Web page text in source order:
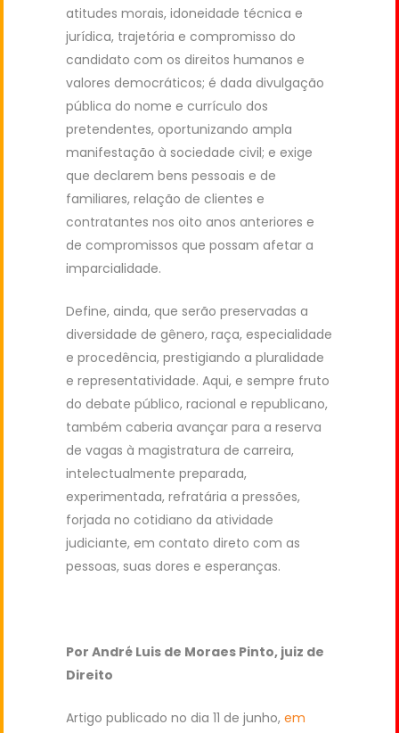
atitudes morais, idoneidade técnica e
jurídica, trajetória e compromisso do
candidato com os direitos humanos e
valores democráticos; é dada divulgação
pública do nome e currículo dos
pretendentes, oportunizando ampla
manifestação à sociedade civil; e exige
que declarem bens pessoais e de
familiares, relação de clientes e
contratantes nos oito anos anteriores e
de compromissos que possam afetar a
imparcialidade.
Define, ainda, que serão preservadas a
diversidade de gênero, raça, especialidade
e procedência, prestigiando a pluralidade
e representatividade. Aqui, e sempre fruto
do debate público, racional e republicano,
também caberia avançar para a reserva
de vagas à magistratura de carreira,
intelectualmente preparada,
experimentada, refratária a pressões,
forjada no cotidiano da atividade
judiciante, em contato direto com as
pessoas, suas dores e esperanças.
Por André Luis de Moraes Pinto, juiz de
Direito
Artigo publicado no dia 11 de junho, em